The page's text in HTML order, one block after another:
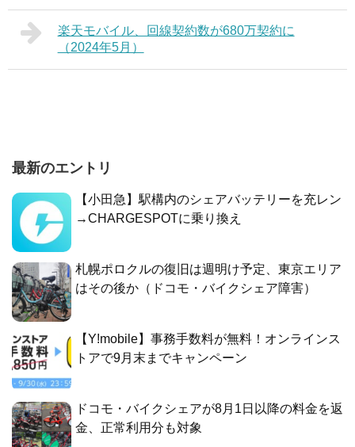
楽天モバイル、回線契約数が680万契約に
（2024年5月）
最新のエントリ
【小田急】駅構内のシェアバッテリーを充レン
→CHARGESPOTに乗り換え
札幌ポロクルの復旧は週明け予定、東京エリア
はその後か（ドコモ・バイクシェア障害）
【Y!mobile】事務手数料が無料！オンラインス
トアで9月末までキャンペーン
ドコモ・バイクシェアが8月1日以降の料金を返
金、正常利用分も対象